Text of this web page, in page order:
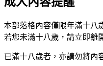
本部落格內容僅限年滿十八
若您未滿十八歲，請立即離
已滿十八歲者，亦請勿將內